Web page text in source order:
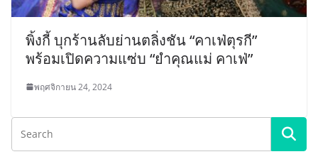
พิ้งกี้ บุกร้านลับย่านตลิ่งชัน “คาเฟ่ตุรกี”
พร้อมเปิดความแซ่บ “ยำคุณแม่ คาเฟ่”
พฤศจิกายน 24, 2024